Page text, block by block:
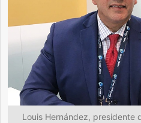
Louis Hernández, presidente